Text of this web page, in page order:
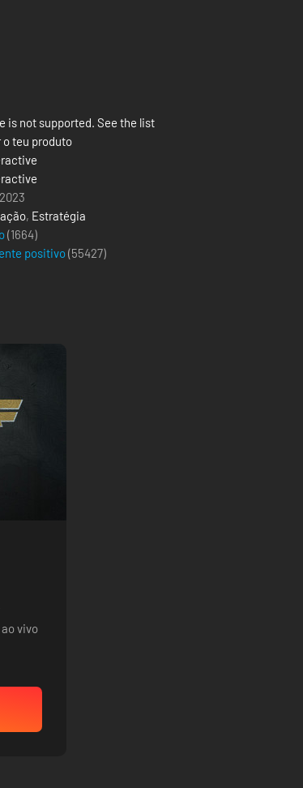
is not supported. See the list
o teu produto
, Estratégia
(1664)
positivo(55427)
vivo